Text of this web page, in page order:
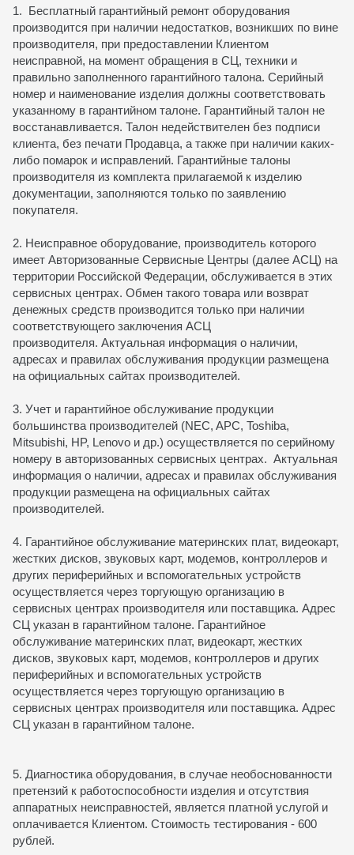
1. Бесплатный гарантийный ремонт оборудования
производится при наличии недостатков, возникших по вине
производителя, при предоставлении Клиентом
неисправной, на момент обращения в СЦ, техники и
правильно заполненного гарантийного талона. Серийный
номер и наименование изделия должны соответствовать
указанному в гарантийном талоне. Гарантийный талон не
восстанавливается. Талон недействителен без подписи
клиента, без печати Продавца, а также при наличии каких-
либо помарок и исправлений. Гарантийные талоны
производителя из комплекта прилагаемой к изделию
документации, заполняются только по заявлению
покупателя.
2. Неисправное оборудование, производитель которого
имеет Авторизованные Сервисные Центры (далее АСЦ) на
территории Российской Федерации, обслуживается в этих
сервисных центрах. Обмен такого товара или возврат
денежных средств производится только при наличии
соответствующего заключения АСЦ
производителя. Актуальная информация о наличии,
адресах и правилах обслуживания продукции размещена
на официальных сайтах производителей.
3. Учет и гарантийное обслуживание продукции
большинства производителей (NEC, APC, Toshiba,
Mitsubishi, HP, Lenovo и др.) осуществляется по серийному
номеру в авторизованных сервисных центрах. Актуальная
информация о наличии, адресах и правилах обслуживания
продукции размещена на официальных сайтах
производителей.
4. Гарантийное обслуживание материнских плат, видеокарт,
жестких дисков, звуковых карт, модемов, контроллеров и
других периферийных и вспомогательных устройств
осуществляется через торгующую организацию в
сервисных центрах производителя или поставщика. Адрес
СЦ указан в гарантийном талоне. Гарантийное
обслуживание материнских плат, видеокарт, жестких
дисков, звуковых карт, модемов, контроллеров и других
периферийных и вспомогательных устройств
осуществляется через торгующую организацию в
сервисных центрах производителя или поставщика. Адрес
СЦ указан в гарантийном талоне.
5. Диагностика оборудования, в случае необоснованности
претензий к работоспособности изделия и отсутствия
аппаратных неисправностей, является платной услугой и
оплачивается Клиентом. Стоимость тестирования - 600
рублей.